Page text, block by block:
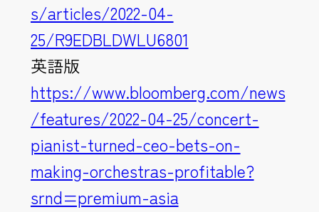
s/articles/2022-04-
25/R9EDBLDWLU6801
英語版
https://www.bloomberg.com/news
/features/2022-04-25/concert-
pianist-turned-ceo-bets-on-
making-orchestras-profitable?
srnd=premium-asia